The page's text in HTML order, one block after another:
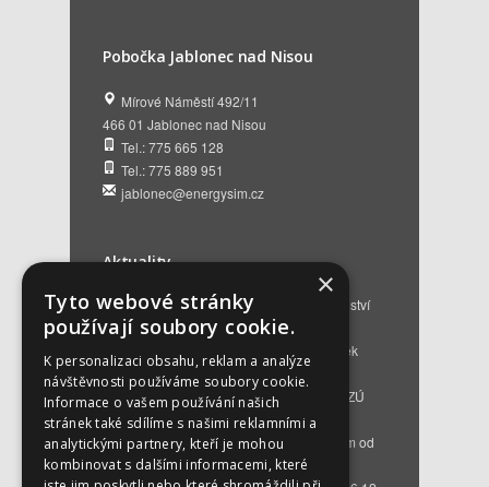
Pobočka Jablonec nad Nisou
Mírové Náměstí 492/11
466 01 Jablonec nad Nisou
Tel.: 775 665 128
Tel.: 775 889 951
jablonec@energysim.cz
Aktuality
Renovační pasy budov a dotační poradenství
12. 6. 2026
Přehled hlavních změn a nových podmínek
NZÚ 2026 28. 5. 2026
Kompenzace za projektovou přípravu v NZÚ
2025
25. 3. 2026
Novinky v programu Nová zelená úsporám od
roku 2026 16. 3. 2026
×
Tyto webové stránky
používají soubory cookie.
K personalizaci obsahu, reklam a analýze
návštěvnosti používáme soubory cookie.
Informace o vašem používání našich
stránek také sdílíme s našimi reklamními a
analytickými partnery, kteří je mohou
kombinovat s dalšími informacemi, které